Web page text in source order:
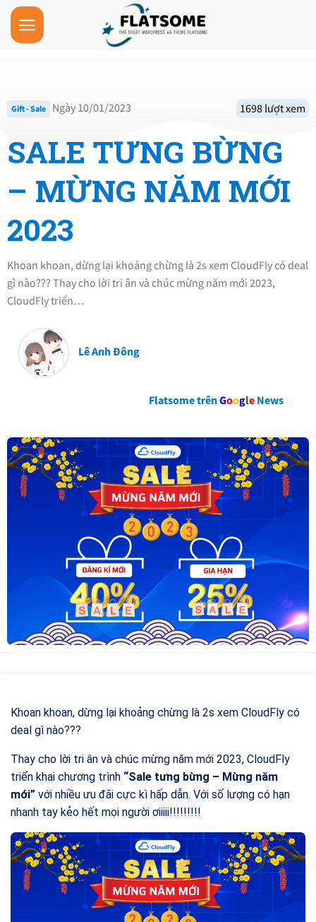
Skip
content
Gift - Sale Ngày 10/01/2023 1698 lượt xem
SALE TƯNG BỪNG
– MỪNG NĂM MỚI
2023
Khoan khoan, dừng lại khoảng chừng là 2s xem CloudFly có deal
gì nào??? Thay cho lời tri ân và chúc mừng năm mới 2023,
CloudFly triển…
Lê Anh Đông
Flatsome trênGoogle News
Khoan khoan, dừng lại khoảng chừng là 2s xem CloudFly có
deal gì nào???
Thay cho lời tri ân và chúc mừng năm mới 2023, CloudFly
triển khai chương trình “Sale tưng bừng – Mừng năm
mới” với nhiều ưu đãi cực kì hấp dẫn. Với số lượng có hạn
nhanh tay kẻo hết mọi người ơiiiii!!!!!!!!!